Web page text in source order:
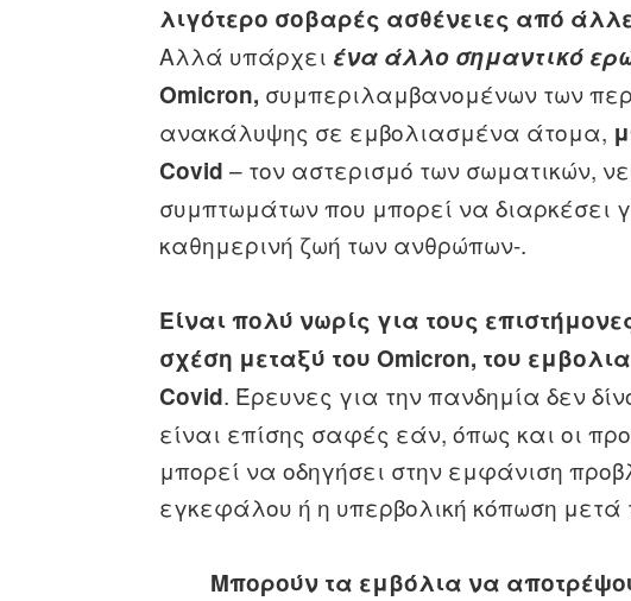
λιγότερο σοβαρές ασθένειες από
Αλλά υπάρχει ένα άλλο σημαντικό
Omicron, συμπεριλαμβανομένων των
ανακάλυψης σε εμβολιασμένα άτομα,
Covid – τον αστερισμό των σωματικών,
συμπτωμάτων που μπορεί να διαρκέσει
καθημερινή ζωή των ανθρώπων-.
Είναι πολύ νωρίς για τους
σχέση μεταξύ του Omicron, του
Covid. Έρευνες για την πανδημία δεν
είναι επίσης σαφές εάν, όπως και οι
μπορεί να οδηγήσει στην εμφάνιση
εγκεφάλου ή η υπερβολική κόπωση μετά
Μπορούν τα εμβόλια να